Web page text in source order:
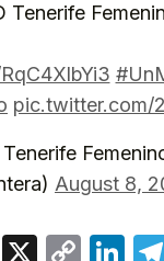
Tenerife
pic.twitter.com/
August 8,
WhatsApp
X
Copy